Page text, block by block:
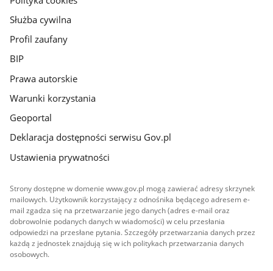
Służba cywilna
Profil zaufany
BIP
Prawa autorskie
Warunki korzystania
Geoportal
Deklaracja dostępności serwisu Gov.pl
Ustawienia prywatności
Strony dostępne w domenie www.gov.pl mogą zawierać adresy skrzynek
mailowych. Użytkownik korzystający z odnośnika będącego adresem e-
mail zgadza się na przetwarzanie jego danych (adres e-mail oraz
dobrowolnie podanych danych w wiadomości) w celu przesłania
odpowiedzi na przesłane pytania. Szczegóły przetwarzania danych przez
każdą z jednostek znajdują się w ich politykach przetwarzania danych
osobowych.